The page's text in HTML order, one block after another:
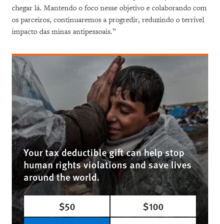
chegar lá. Mantendo o foco nesse objetivo e colaborando com
os parceiros, continuaremos a progredir, reduzindo o terrível
impacto das minas antipessoais.”
Your tax deductible gift can help stop
human rights violations and save lives
around the world.
$50
$100